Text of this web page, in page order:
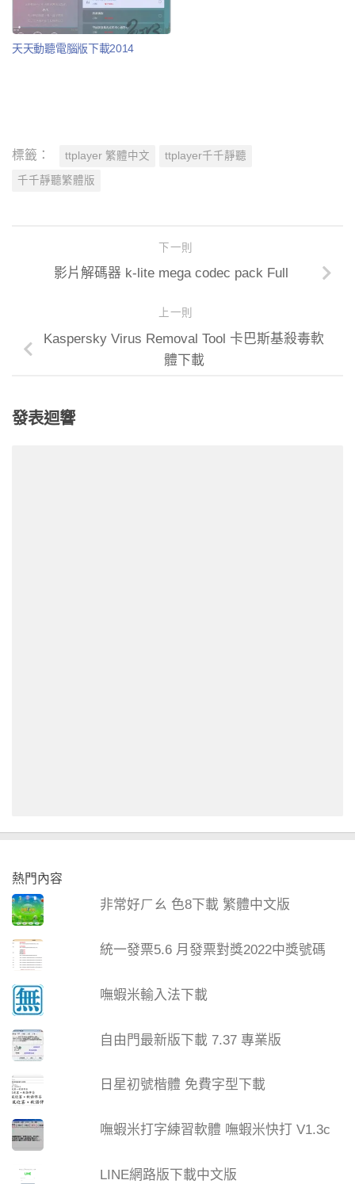
天天動聽電腦版下載2014
標籤： ttplayer 繁體中文 ttplayer千千靜聽
千千靜聽繁體版
下一則
影片解碼器 k-lite mega codec pack Full
上一則
Kaspersky Virus Removal Tool 卡巴斯基殺毒軟
體下載
發表迴響
熱門內容
非常好ㄏㄠ 色8下載 繁體中文版
統一發票5.6 月發票對獎2022中獎號碼
嘸蝦米輸入法下載
自由門最新版下載 7.37 專業版
日星初號楷體 免費字型下載
嘸蝦米打字練習軟體 嘸蝦米快打 V1.3c
LINE網路版下載中文版